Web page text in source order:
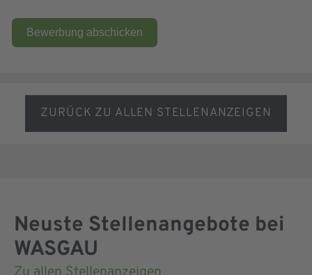
Bewerbung abschicken
ZURÜCK ZU ALLEN STELLENANZEIGEN
Neuste Stellenangebote bei
WASGAU